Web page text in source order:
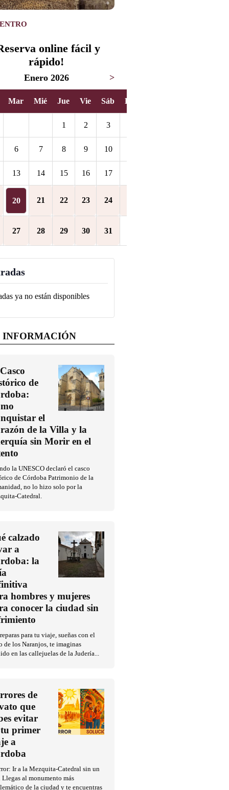
online fácil y
rápido!
Enero 2026 >
Mar Mié Jue Vie Sáb Dom
1 2 3
6 7 8 9 10
13 14 15 16 17
20 21 22 23 24
27 28 29 30 31
ya no están disponibles
INFORMACIÓN
de
el
de la Villa y la
sin Morir en el
la UNESCO declaró el casco
de Córdoba Patrimonio de la
no lo hizo solo por la
Catedral.
calzado
a
la
hombres y mujeres
conocer la ciudad sin
para tu viaje, sueñas con el
de los Naranjos, te imaginas
en las callejuelas de la Judería...
de
que
evitar
primer
a
Ir a la Mezquita-Catedral sin un
Llegas al monumento más
de la ciudad y te encuentras